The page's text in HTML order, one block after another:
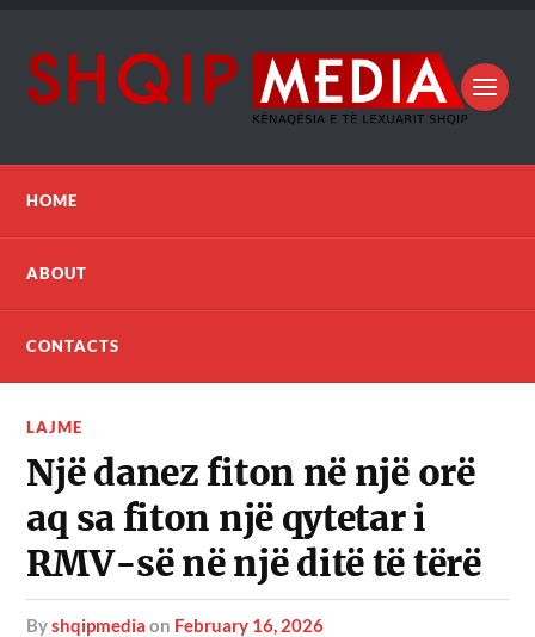
HOME
ABOUT
CONTACTS
LAJME
Një danez fiton në një orë
aq sa fiton një qytetar i
RMV-së në një ditë të tërë
byshqipmedia on February 16, 2026